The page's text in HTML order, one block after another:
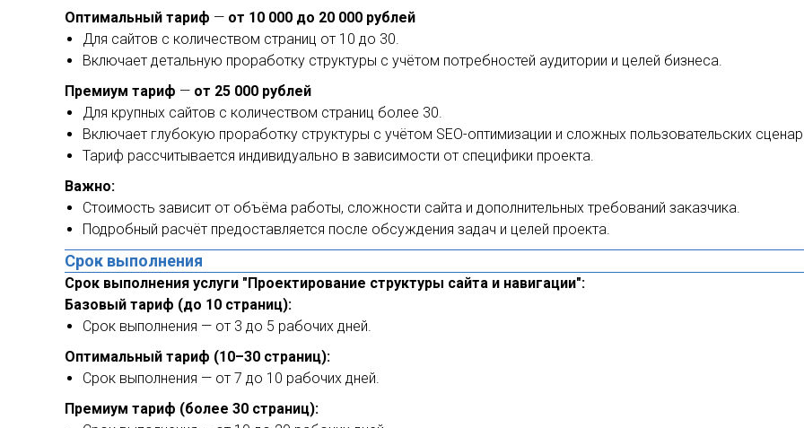
Оптимальный тариф — от 10 000 до 20 000 рублей
Для сайтов с количеством страниц от 10 до 30.
Включает детальную проработку структуры с учётом потребностей аудитории и целей бизнеса.
Премиум тариф — от 25 000 рублей
Для крупных сайтов с количеством страниц более 30.
Включает глубокую проработку структуры с учётом SEO-оптимизации и сложных пользовательских
Тариф рассчитывается индивидуально в зависимости от специфики проекта.
Важно:
Стоимость зависит от объёма работы, сложности сайта и дополнительных требований заказчика.
Подробный расчёт предоставляется после обсуждения задач и целей проекта.
Срок выполнения
Срок выполнения услуги "Проектирование структуры сайта и навигации":
Базовый тариф (до 10 страниц):
Срок выполнения — от 3 до 5 рабочих дней.
Оптимальный тариф (10–30 страниц):
Срок выполнения — от 7 до 10 рабочих дней.
Премиум тариф (более 30 страниц):